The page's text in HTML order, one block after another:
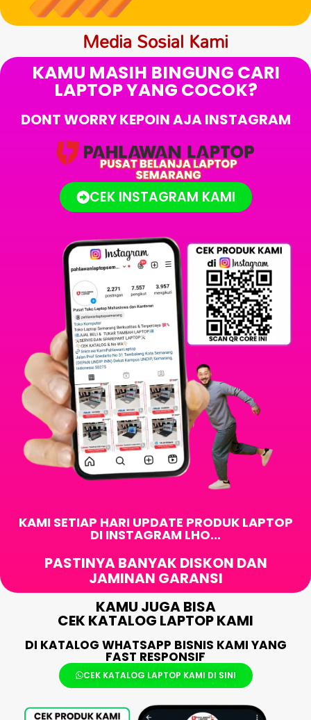
Media Sosial Kami
KAMU MASIH BINGUNG CARI
LAPTOP YANG COCOK?
DONT WORRY KEPOIN AJA INSTAGRAM
CEK INSTAGRAM KAMI
KAMI SETIAP HARI UPDATE PRODUK LAPTOP
DI INSTAGRAM LHO...
PASTINYA BANYAK DISKON DAN
JAMINAN GARANSI
KAMU JUGA BISA
CEK KATALOG LAPTOP KAMI
DI KATALOG WHATSAPP BISNIS KAMI YANG
FAST RESPONSIF
CEK KATALOG LAPTOP KAMI DI SINI